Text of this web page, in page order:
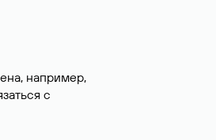
например,
с